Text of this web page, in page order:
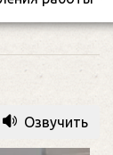
Озвучить